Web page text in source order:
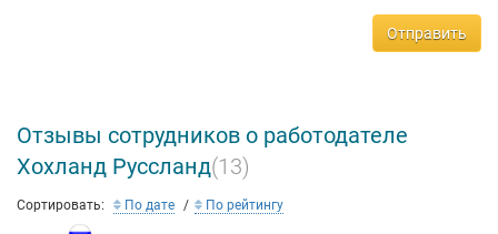
Отправить
Отзывы сотрудников о работодателе
Хохланд Руссланд(13)
Сортировать: По дате По рейтингу